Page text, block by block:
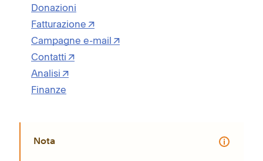
Donazioni
Fatturazione
Campagne e-mail
Contatti
Analisi
Finanze
Nota